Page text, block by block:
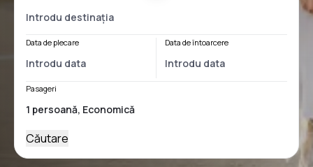
Data de plecare Data de întoarcere
Pasageri
Căutare